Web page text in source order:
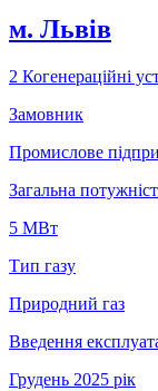
м. Львiв
2 Когенераційні
Замовник
Промислове
Загальна
5 МВт
Тип газу
Природний газ
Введення
Грудень 2025 рік